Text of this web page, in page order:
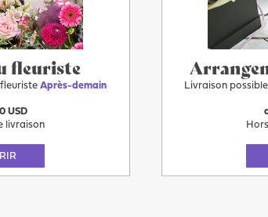
fleuriste
Après-demain
USD
livraison
Livraison